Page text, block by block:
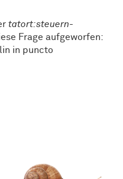
tatort:steuern-
Frage aufgeworfen:
in puncto